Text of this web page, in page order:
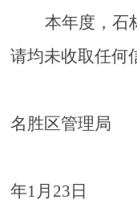
本年度， 石
请均未收取任何
名胜区管理局
年1月23日